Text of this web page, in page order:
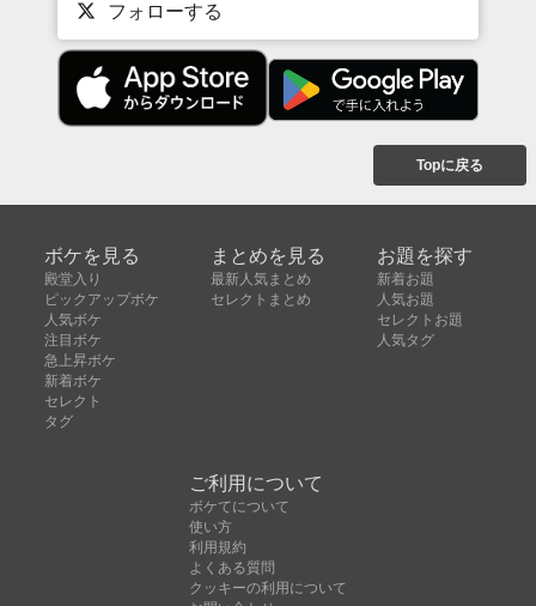
フォローする
Topに戻る
ボケを見る
殿堂入り
ピックアップボケ
人気ボケ
注目ボケ
急上昇ボケ
新着ボケ
セレクト
タグ
まとめを見る
最新人気まとめ
セレクトまとめ
お題を探す
新着お題
人気お題
セレクトお題
人気タグ
ご利用について
ボケてについて
使い方
利用規約
よくある質問
クッキーの利用について